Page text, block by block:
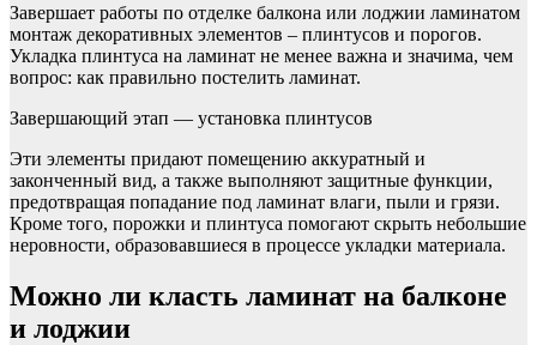
Завершает работы по отделке балкона или лоджии ламинатом
монтаж декоративных элементов – плинтусов и порогов.
Укладка плинтуса на ламинат не менее важна и значима, чем
вопрос: как правильно постелить ламинат.
Завершающий этап — установка плинтусов
Эти элементы придают помещению аккуратный и
законченный вид, а также выполняют защитные функции,
предотвращая попадание под ламинат влаги, пыли и грязи.
Кроме того, порожки и плинтуса помогают скрыть небольшие
неровности, образовавшиеся в процессе укладки материала.
Можно ли класть ламинат на балконе
и лоджии